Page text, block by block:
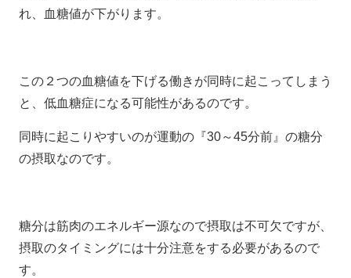
れ、血糖値が下がります。
この２つの血糖値を下げる働きが同時に起こってしまう
と、低血糖症になる可能性があるのです。
同時に起こりやすいのが運動の『30～45分前』の糖分
の摂取なのです。
糖分は筋肉のエネルギー源なので摂取は不可欠ですが、
摂取のタイミングには十分注意をする必要があるので
す。